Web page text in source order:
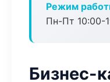
Режим
Пн-Пт 10:00-
Бизнес-